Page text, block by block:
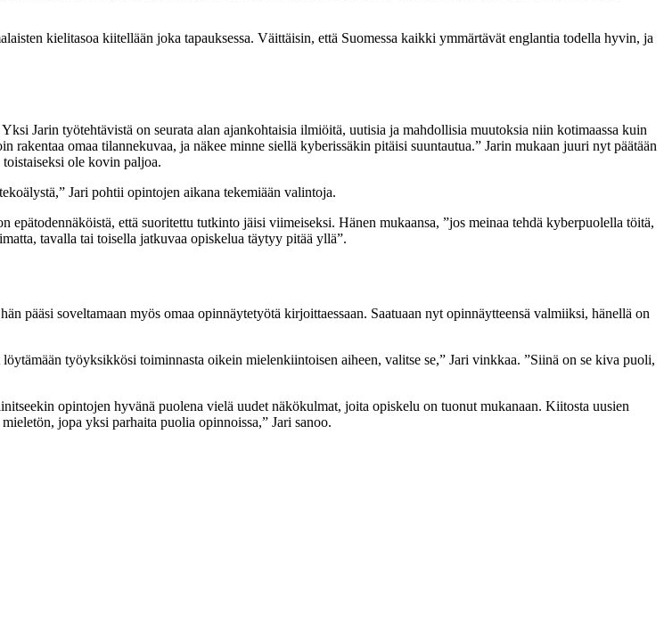
kielitasoa kiitellään joka tapauksessa. Väittäisin, että Suomessa kaikki ymmärtävät englantia todella hyvin, ja
Jarin työtehtävistä on seurata alan ajankohtaisia ilmiöitä, uutisia ja mahdollisia muutoksia niin kotimaassa kuin
rakentaa omaa tilannekuvaa, ja näkee minne siellä kyberissäkin pitäisi suuntautua.” Jarin mukaan juuri nyt päätään
ole kovin paljoa.
Jari pohtii opintojen aikana tekemiään valintoja.
epätodennäköistä, että suoritettu tutkinto jäisi viimeiseksi. Hänen mukaansa, ”jos meinaa tehdä kyberpuolella töitä,
tavalla tai toisella jatkuvaa opiskelua täytyy pitää yllä”.
pääsi soveltamaan myös omaa opinnäytetyötä kirjoittaessaan. Saatuaan nyt opinnäytteensä valmiiksi, hänellä on
työyksikkösi toiminnasta oikein mielenkiintoisen aiheen, valitse se,” Jari vinkkaa. ”Siinä on se kiva puoli,
opintojen hyvänä puolena vielä uudet näkökulmat, joita opiskelu on tuonut mukanaan. Kiitosta uusien
jopa yksi parhaita puolia opinnoissa,” Jari sanoo.